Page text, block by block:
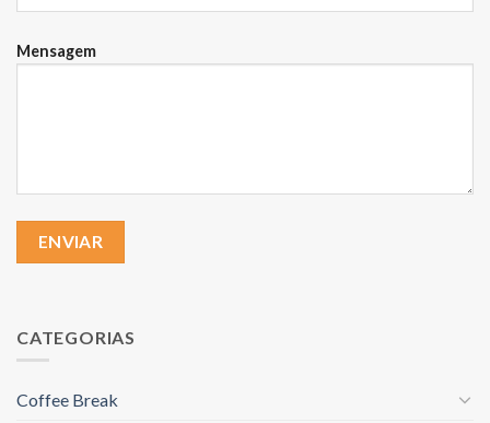
Mensagem
CATEGORIAS
Coffee Break